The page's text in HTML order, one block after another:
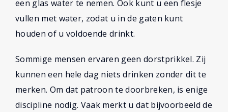
een glas water te nemen. Ook kunt u een flesje
vullen met water, zodat u in de gaten kunt
houden of u voldoende drinkt.
Sommige mensen ervaren geen dorstprikkel. Zij
kunnen een hele dag niets drinken zonder dit te
merken. Om dat patroon te doorbreken, is enige
discipline nodig. Vaak merkt u dat bijvoorbeeld de